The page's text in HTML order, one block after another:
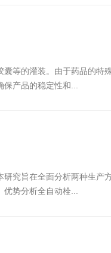
等的灌装。由于药品的
产品的稳定性和...
究旨在全面分析两种生
势分析全自动栓...